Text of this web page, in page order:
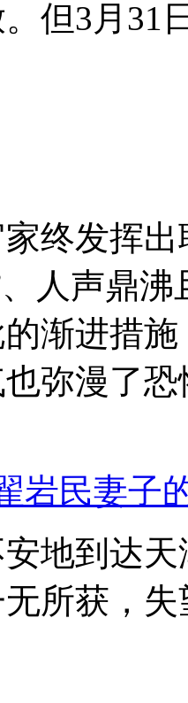
但3月31
终发挥
人声鼎
渐进措
弥漫了
岩民妻子
地到达
所获，